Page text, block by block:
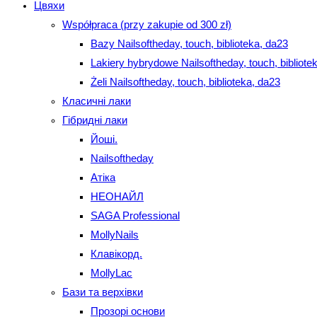
Цвяхи
Współpraca (przy zakupie od 300 zł)
Bazy Nailsoftheday, touch, biblioteka, da23
Lakiery hybrydowe Nailsoftheday, touch,
Żeli Nailsoftheday, touch, biblioteka, da23
Класичні лаки
Гібридні лаки
Йоші.
Nailsoftheday
Атіка
НЕОНАЙЛ
SAGA Professional
MollyNails
Клавікорд.
MollyLac
Бази та верхівки
Прозорі основи